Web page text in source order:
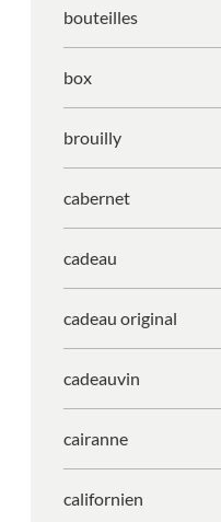
bouteilles
box
brouilly
cabernet
cadeau
cadeau original
cadeauvin
cairanne
californien